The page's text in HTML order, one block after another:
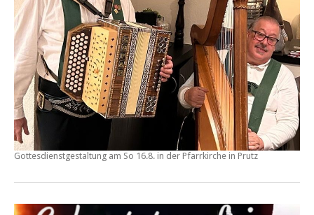
Gottesdienstgestaltung am So 16.8. in der Pfarrkirche in Prutz